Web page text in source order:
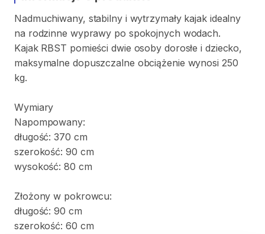
Nadmuchiwany​,​ stabilny i wytrzymały kajak idealny
na rodzinne wyprawy po spokojnych wodach.
Kajak RBST pomieści dwie osoby dorosłe i dziecko​,​
maksymalne dopuszczalne obciążenie wynosi 250
kg.
Wymiary
Napompowany:
długość: 370 cm
szerokość: 90 cm
wysokość: 80 cm
Złożony w pokrowcu:
długość: 90 cm
szerokość: 60 cm